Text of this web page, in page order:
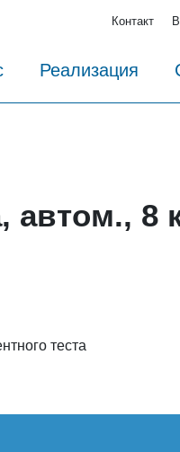
Контакт
Реализация
автом., 8
теста